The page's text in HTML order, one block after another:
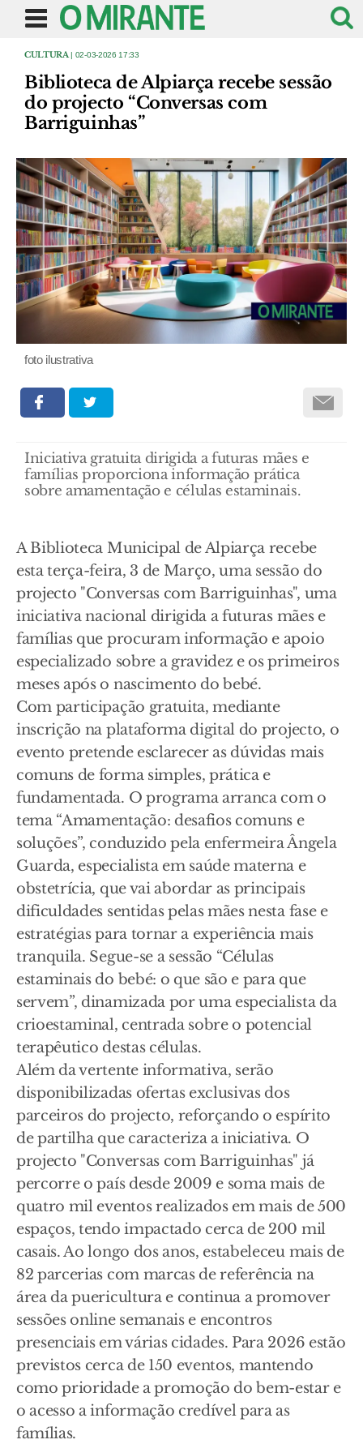
CULTURA | 02-03-2026 17:33
Biblioteca de Alpiarça recebe sessão
do projecto “Conversas com
Barriguinhas”
foto ilustrativa
Iniciativa gratuita dirigida a futuras mães e
famílias proporciona informação prática
sobre amamentação e células estaminais.
A Biblioteca Municipal de Alpiarça recebe
esta terça-feira, 3 de Março, uma sessão do
projecto "Conversas com Barriguinhas", uma
iniciativa nacional dirigida a futuras mães e
famílias que procuram informação e apoio
especializado sobre a gravidez e os primeiros
meses após o nascimento do bebé.
Com participação gratuita, mediante
inscrição na plataforma digital do projecto, o
evento pretende esclarecer as dúvidas mais
comuns de forma simples, prática e
fundamentada. O programa arranca com o
tema “Amamentação: desafios comuns e
soluções”, conduzido pela enfermeira Ângela
Guarda, especialista em saúde materna e
obstetrícia, que vai abordar as principais
dificuldades sentidas pelas mães nesta fase e
estratégias para tornar a experiência mais
tranquila. Segue-se a sessão “Células
estaminais do bebé: o que são e para que
servem”, dinamizada por uma especialista da
crioestaminal, centrada sobre o potencial
terapêutico destas células.
Além da vertente informativa, serão
disponibilizadas ofertas exclusivas dos
parceiros do projecto, reforçando o espírito
de partilha que caracteriza a iniciativa. O
projecto "Conversas com Barriguinhas" já
percorre o país desde 2009 e soma mais de
quatro mil eventos realizados em mais de 500
espaços, tendo impactado cerca de 200 mil
casais. Ao longo dos anos, estabeleceu mais de
82 parcerias com marcas de referência na
área da puericultura e continua a promover
sessões online semanais e encontros
presenciais em várias cidades. Para 2026 estão
previstos cerca de 150 eventos, mantendo
como prioridade a promoção do bem-estar e
o acesso a informação credível para as
famílias.